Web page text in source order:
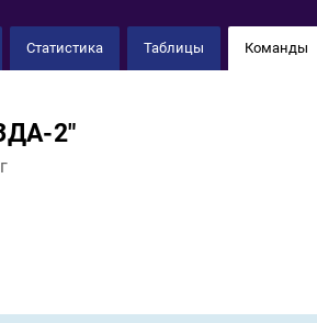
Статистика Таблицы Команды
2"